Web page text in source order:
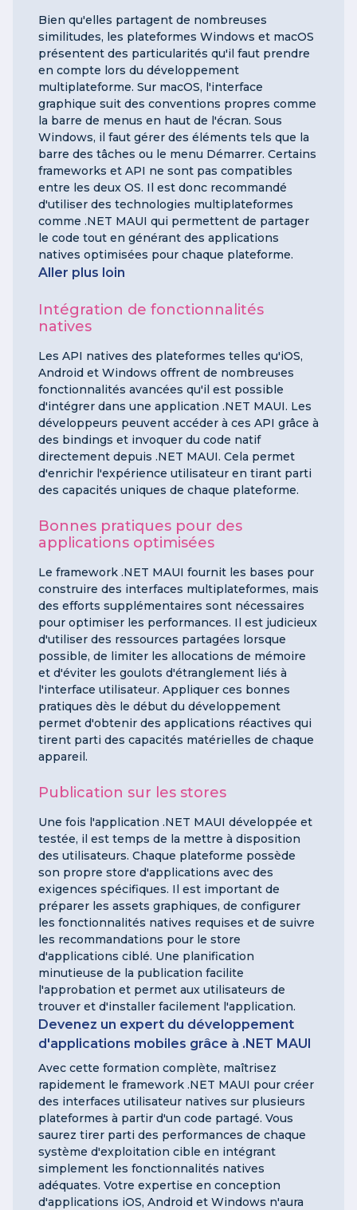
Bien qu'elles partagent de nombreuses
similitudes, les plateformes Windows et macOS
présentent des particularités qu'il faut prendre
en compte lors du développement
multiplateforme. Sur macOS, l'interface
graphique suit des conventions propres comme
la barre de menus en haut de l'écran. Sous
Windows, il faut gérer des éléments tels que la
barre des tâches ou le menu Démarrer. Certains
frameworks et API ne sont pas compatibles
entre les deux OS. Il est donc recommandé
d'utiliser des technologies multiplateformes
comme .NET MAUI qui permettent de partager
le code tout en générant des applications
natives optimisées pour chaque plateforme.
Aller plus loin
Intégration de fonctionnalités
natives
Les API natives des plateformes telles qu'iOS,
Android et Windows offrent de nombreuses
fonctionnalités avancées qu'il est possible
d'intégrer dans une application .NET MAUI. Les
développeurs peuvent accéder à ces API grâce à
des bindings et invoquer du code natif
directement depuis .NET MAUI. Cela permet
d'enrichir l'expérience utilisateur en tirant parti
des capacités uniques de chaque plateforme.
Bonnes pratiques pour des
applications optimisées
Le framework .NET MAUI fournit les bases pour
construire des interfaces multiplateformes, mais
des efforts supplémentaires sont nécessaires
pour optimiser les performances. Il est judicieux
d'utiliser des ressources partagées lorsque
possible, de limiter les allocations de mémoire
et d'éviter les goulots d'étranglement liés à
l'interface utilisateur. Appliquer ces bonnes
pratiques dès le début du développement
permet d'obtenir des applications réactives qui
tirent parti des capacités matérielles de chaque
appareil.
Publication sur les stores
Une fois l'application .NET MAUI développée et
testée, il est temps de la mettre à disposition
des utilisateurs. Chaque plateforme possède
son propre store d'applications avec des
exigences spécifiques. Il est important de
préparer les assets graphiques, de configurer
les fonctionnalités natives requises et de suivre
les recommandations pour le store
d'applications ciblé. Une planification
minutieuse de la publication facilite
l'approbation et permet aux utilisateurs de
trouver et d'installer facilement l'application.
Devenez un expert du développement
d'applications mobiles grâce à .NET MAUI
Avec cette formation complète, maîtrisez
rapidement le framework .NET MAUI pour créer
des interfaces utilisateur natives sur plusieurs
plateformes à partir d'un code partagé. Vous
saurez tirer parti des performances de chaque
système d'exploitation cible en intégrant
simplement les fonctionnalités natives
adéquates. Votre expertise en conception
d'applications iOS, Android et Windows n'aura